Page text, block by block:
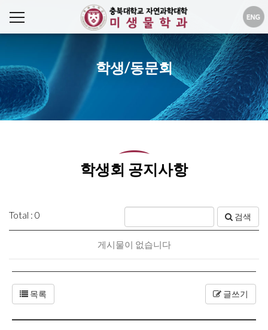
학생/동문회
학생회 공지사항
Total : 0 검색
게시물이 없습니다
목록 글쓰기